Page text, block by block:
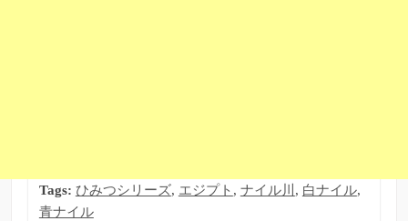
Tags: ひみつシリーズ, エジプト , ナイル川 , 白ナイル,
青ナイル